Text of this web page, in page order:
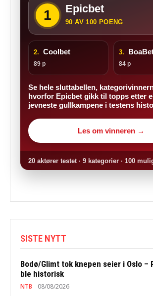
1 Epicbet
90 AV 100 POENG
2. Coolbet
89 p
3.
84 p
Se hele sluttabellen,
hvorfor Epicbet gikk til topps etter
jevneste gullkampene i testens
Les om vinneren →
20 aktører testet · 9 kategorier · 100
SISTE NYTT
Bodø/Glimt tok knepen seier i Oslo –
ble historisk
NTB 08/08/2026